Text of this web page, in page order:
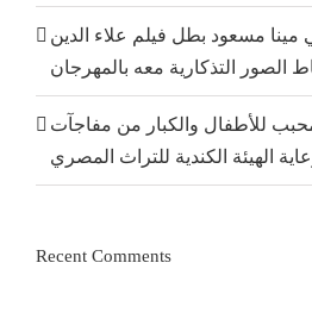
مينا مسعود بطل فيلم علاء الدين
الصور التذكارية معه بالمهرجان
للأطفال والكبار من مفاجآت
الهيئة الكندية للتراث المصري
Recent Comments